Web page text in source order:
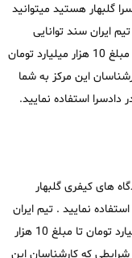
گلبهار هستید میتوانید
ایران سند توانایی
تامین وثیقه اجاره ای از مبلغ 1 میلیارد تومان تا مبلغ 10 هزار میلیارد تومان
این مرکز به شما
دادسرا استفاده نمایید.
های کیفری گلبهار
نمایید . تیم ایران
سند توانایی تامین وثیقه اجاره ای از مبلغ 1 میلیارد تومان تا مبلغ 10 هزار
شرایطی که کارشناسان این